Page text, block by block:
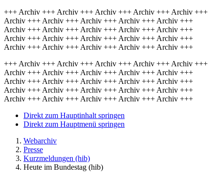
+++ Archiv +++ Archiv +++ Archiv +++ Archiv +++ Archiv +++
Archiv +++ Archiv +++ Archiv +++ Archiv +++ Archiv +++
Archiv +++ Archiv +++ Archiv +++ Archiv +++ Archiv +++
Archiv +++ Archiv +++ Archiv +++ Archiv +++ Archiv +++
Archiv +++ Archiv +++ Archiv +++ Archiv +++ Archiv +++
+++ Archiv +++ Archiv +++ Archiv +++ Archiv +++ Archiv +++
Archiv +++ Archiv +++ Archiv +++ Archiv +++ Archiv +++
Archiv +++ Archiv +++ Archiv +++ Archiv +++ Archiv +++
Archiv +++ Archiv +++ Archiv +++ Archiv +++ Archiv +++
Archiv +++ Archiv +++ Archiv +++ Archiv +++ Archiv +++
Direkt zum Hauptinhalt springen
Direkt zum Hauptmenü springen
Webarchiv
Presse
Kurzmeldungen (hib)
Heute im Bundestag (hib)